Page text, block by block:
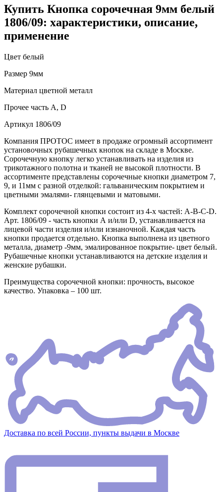
Купить Кнопка сорочечная 9мм белый
1806/09: характеристики, описание,
применение
Цвет белый
Размер 9мм
Материал цветной металл
Прочее часть A, D
Артикул 1806/09
Компания ПРОТОС имеет в продаже огромный ассортимент
установочных рубашечных кнопок на складе в Москве.
Сорочечную кнопку легко устанавливать на изделия из
трикотажного полотна и тканей не высокой плотности. В
ассортименте представлены сорочечные кнопки диаметром 7,
9, и 11мм с разной отделкой: гальваническим покрытием и
цветными эмалями- глянцевыми и матовыми.
Комплект сорочечной кнопки состоит из 4-х частей: А-В-С-D.
Арт. 1806/09 - часть кнопки А и/или D, устанавливается на
лицевой части изделия и/или изнаночной. Каждая часть
кнопки продается отдельно. Кнопка выполнена из цветного
металла, диаметр -9мм, эмалированное покрытие- цвет белый.
Рубашечные кнопки устанавливаются на детские изделия и
женские рубашки.
Преимущества сорочечной кнопки: прочность, высокое
качество. Упаковка – 100 шт.
Доставка по всей России, пункты выдачи в Москве